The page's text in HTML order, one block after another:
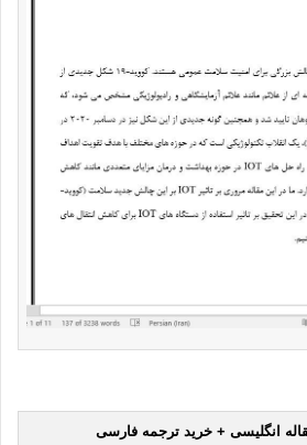
انگلیسی + خرید ترجمه فارسی